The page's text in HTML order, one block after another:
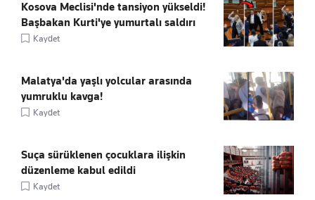
Kosova Meclisi'nde tansiyon yükseldi!
Başbakan Kurti'ye yumurtalı saldırı
Kaydet
Malatya'da yaşlı yolcular arasında
yumruklu kavga!
Kaydet
Suça sürüklenen çocuklara ilişkin
düzenleme kabul edildi
Kaydet